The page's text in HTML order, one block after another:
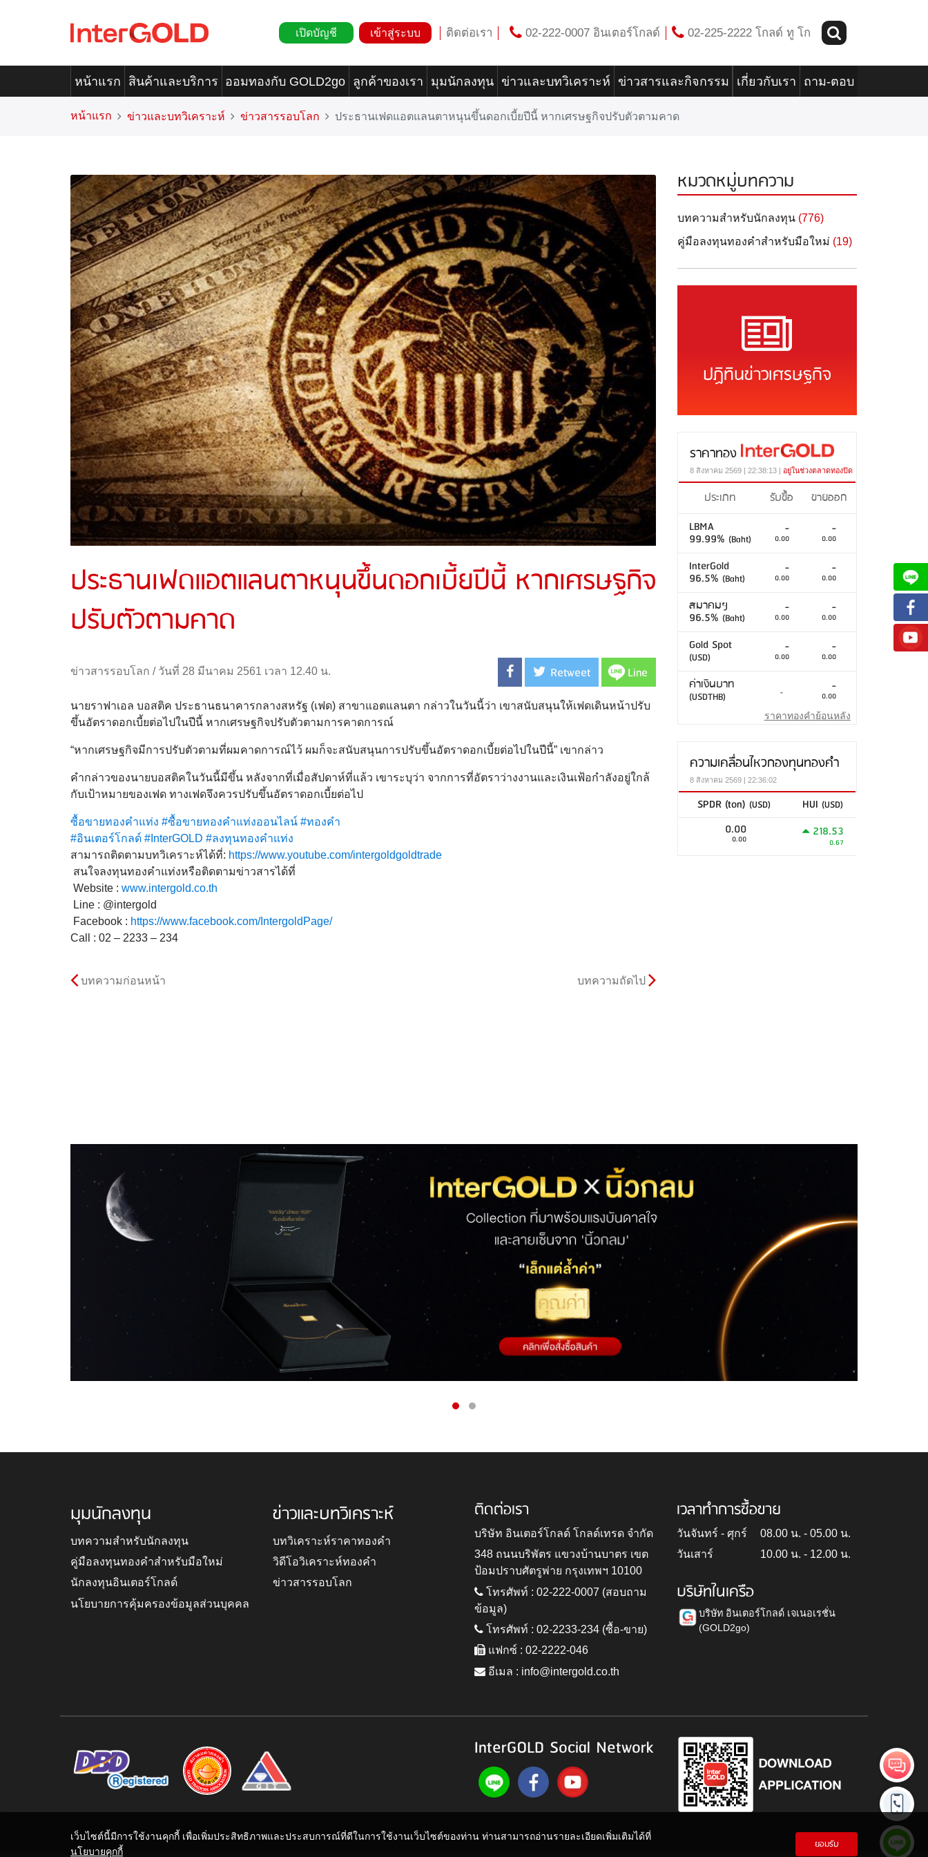
เปิดบัญชี เข้าสู่ระบบ ติดต่อเรา 02-222-0007 อินเตอร์โกลด์ 02-225-2222 โกลด์ ทู โก
หน้าแรก สินค้าและบริการ ออมทองกับ GOLD2go ลูกค้าของเรา มุมนักลงทุน ข่าวและบทวิเคราะห์ ข่าวสารและกิจกรรม เกี่ยวกับเรา ถาม-ตอบ
หน้าแรก ข่าวและบทวิเคราะห์ ข่าวสารรอบโลก ประธานเฟดแอตแลนตาหนุนขึ้นดอกเบี้ยปีนี้ หากเศรษฐกิจปรับตัวตามคาด
ประธานเฟดแอตแลนตาหนุนขึ้นดอกเบี้ยปีนี้ หากเศรษฐกิจ
ปรับตัวตามคาด
ข่าวสารรอบโลก / วันที่ 28 มีนาคม 2561 เวลา 12.40 น. Retweet Line
นายราฟาเอล บอสติค ประธานธนาคารกลางสหรัฐ (เฟด) สาขาแอตแลนตา กล่าวในวันนี้ว่า เขาสนับสนุนให้เฟดเดินหน้าปรับ
ขึ้นอัตราดอกเบี้ยต่อไปในปีนี้ หากเศรษฐกิจปรับตัวตามการคาดการณ์
“หากเศรษฐกิจมีการปรับตัวตามที่ผมคาดการณ์ไว้ ผมก็จะสนับสนุนการปรับขึ้นอัตราดอกเบี้ยต่อไปในปีนี้” เขากล่าว
คำกล่าวของนายบอสติคในวันนี้มีขึ้น หลังจากที่เมื่อสัปดาห์ที่แล้ว เขาระบุว่า จากการที่อัตราว่างงานและเงินเฟ้อกำลังอยู่ใกล้
กับเป้าหมายของเฟด ทางเฟดจึงควรปรับขึ้นอัตราดอกเบี้ยต่อไป
ซื้อขายทองคำแท่ง #ซื้อขายทองคำแท่งออนไลน์ #ทองคำ
#อินเตอร์โกลด์ #InterGOLD #ลงทุนทองคำแท่ง
สามารถติดตามบทวิเคราะห์ได้ที่: https://www.youtube.com/intergoldgoldtrade
สนใจลงทุนทองคำแท่งหรือติดตามข่าวสารได้ที่
Website : www.intergold.co.th
Line : @intergold
Facebook : https://www.facebook.com/IntergoldPage/
Call : 02 – 2233 – 234
บทความก่อนหน้า บทความถัดไป
หมวดหมู่บทความ
บทความสำหรับนักลงทุน (776)
คู่มือลงทุนทองคำสำหรับมือใหม่ (19)
ปฏิทินข่าวเศรษฐกิจ
ราคาทอง
8 สิงหาคม 2569 | 22:38:13 | อยู่ในช่วงตลาดทองปิด
ประเภท รับซื้อ
ขายออก
LBMA
99.99% (Baht)
-
0.00
-
0.00
InterGold
96.5% (Baht)
-
0.00
-
0.00
สมาคมฯ
96.5% (Baht)
-
0.00
-
0.00
Gold Spot
(USD)
-
0.00
-
0.00
ค่าเงินบาท
(USDTHB) - -
0.00
ราคาทองคำย้อนหลัง
ความเคลื่อนไหวกองทุนทองคำ
8 สิงหาคม 2569 | 22:36:02
SPDR (ton) (USD) HUI (USD)
0.00
0.00 218.53
0.67
มุมนักลงทุน
บทความสำหรับนักลงทุน
คู่มือลงทุนทองคำสำหรับมือใหม่
นักลงทุนอินเตอร์โกลด์
นโยบายการคุ้มครองข้อมูลส่วนบุคคล
ข่าวและบทวิเคราะห์
บทวิเคราะห์ราคาทองคำ
วิดีโอวิเคราะห์ทองคำ
ข่าวสารรอบโลก
ติดต่อเรา
บริษัท อินเตอร์โกลด์ โกลด์เทรด จำกัด
348 ถนนบริพัตร แขวงบ้านบาตร เขต
ป้อมปราบศัตรูพ่าย กรุงเทพฯ 10100
โทรศัพท์ : 02-222-0007 (สอบถาม
ข้อมูล)
โทรศัพท์ : 02-2233-234 (ซื้อ-ขาย)
แฟกซ์ : 02-2222-046
อีเมล : info@intergold.co.th
เวลาทำการซื้อขาย
วันจันทร์ - ศุกร์
08.00 น. - 05.00 น.
วันเสาร์
10.00 น. - 12.00 น.
บริษัทในเครือ
บริษัท อินเตอร์โกลด์ เจเนอเรชั่น
(GOLD2go)
InterGOLD Social Network
เว็บไซต์นี้มีการใช้งานคุกกี้ เพื่อเพิ่มประสิทธิภาพและประสบการณ์ที่ดีในการใช้งานเว็บไซต์ของท่าน ท่านสามารถอ่านรายละเอียดเพิ่มเติมได้ที่
นโยบายคุกกี้
ยอมรับ